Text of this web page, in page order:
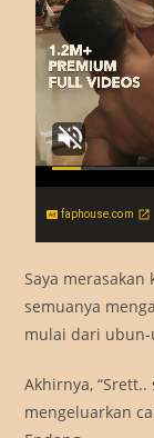
faphouse.com
Saya
semuanya
mulai dari ubun-
Akhirnya,
mengeluarkan